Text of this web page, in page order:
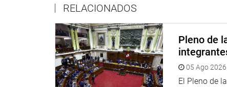
RELACIONADOS
Pleno de
05 Ago
El Pleno de